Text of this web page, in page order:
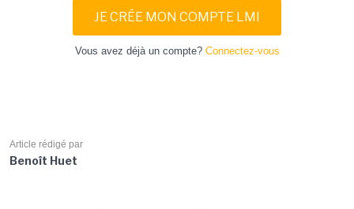
JE CRÉE MON COMPTE LMI
Vous avez déjà un compte? Connectez-vous
Article rédigé par
Benoît Huet